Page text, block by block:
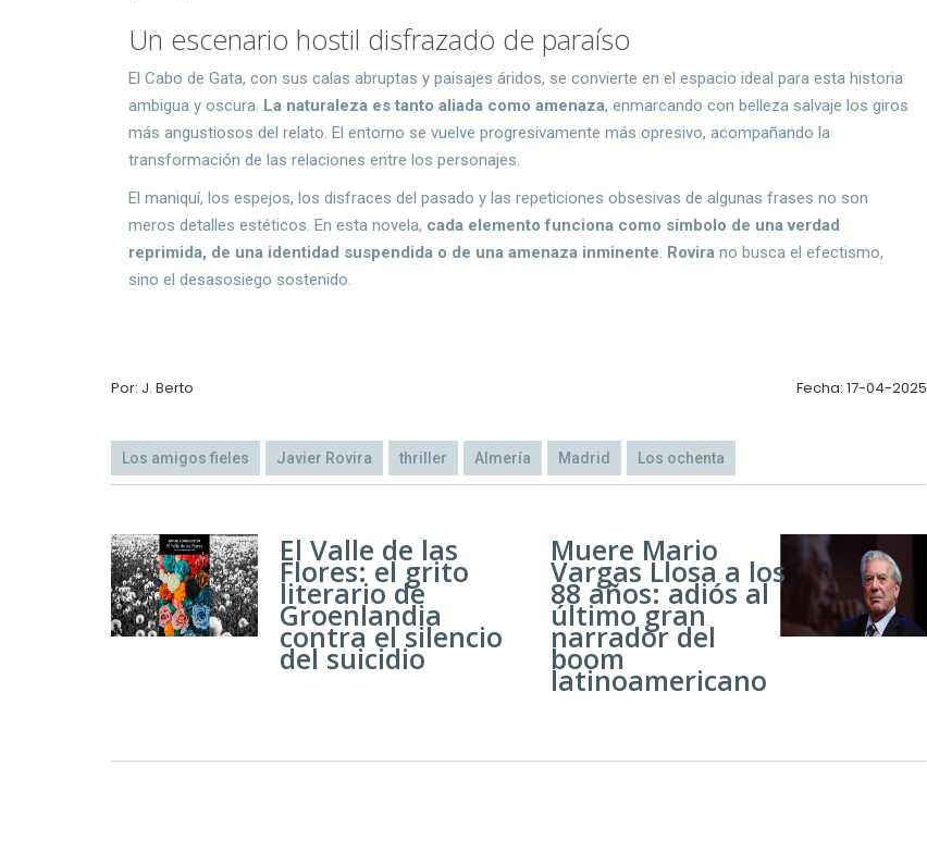
Un escenario hostil disfrazado de paraíso
El Cabo de Gata, con sus calas abruptas y paisajes áridos, se convierte en el espacio ideal para esta historia
ambigua y oscura. La naturaleza es tanto aliada como amenaza, enmarcando con belleza salvaje los giros
más angustiosos del relato. El entorno se vuelve progresivamente más opresivo, acompañando la
transformación de las relaciones entre los personajes.
El maniquí, los espejos, los disfraces del pasado y las repeticiones obsesivas de algunas frases no son
meros detalles estéticos. En esta novela, cada elemento funciona como símbolo de una verdad
reprimida, de una identidad suspendida o de una amenaza inminente. Rovirano busca el efectismo,
sino el desasosiego sostenido.
Por: J. Berto Fecha: 17-04-2025
Los amigos fieles Javier Rovira thriller Almería Madrid Los ochenta
El Valle de las
Flores: el grito
literario de
Groenlandia
contra el silencio
del suicidio
Muere Mario
Vargas Llosa a los
88 años: adiós al
último gran
narrador del
boom
latinoamericano